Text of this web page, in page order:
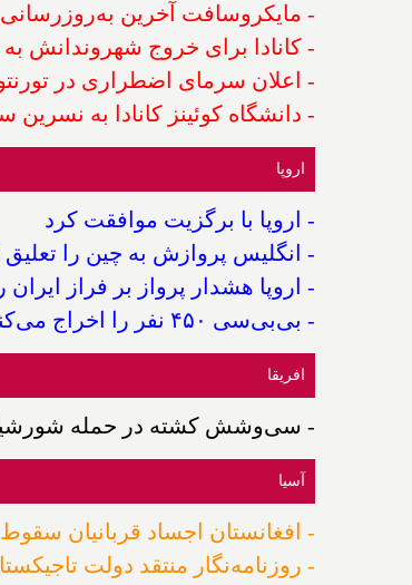
- مایکروسافت آخرین به‌روزرسانی ویندوز ۷ را
- کانادا برای خروج شهروندانش
- اعلان سرمای اضطراری در
- دانشگاه کوئینز کانادا به نسرین
اروپا
- اروپا با برگزیت موافقت کرد
- انگلیس پروازش به چین را تعلیق
- اروپا هشدار پرواز بر فراز
- بی‌بی‌سی ۴۵۰ نفر را اخراج می‌کند
افریقا
- سی‌وشش کشته در حمله
آسیا
- افغانستان اجساد قربانیان سقوط
- روزنامه‌نگار منتقد دولت